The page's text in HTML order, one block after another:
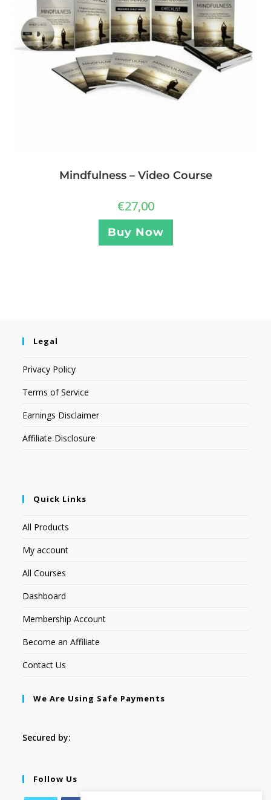
Mindfulness – Video Course
€27,00
Buy Now
Legal
Privacy Policy
Terms of Service
Earnings Disclaimer
Affiliate Disclosure
Quick Links
All Products
My account
All Courses
Dashboard
Membership Account
Become an Affiliate
Contact Us
We Are Using Safe Payments
Secured by:
Follow Us